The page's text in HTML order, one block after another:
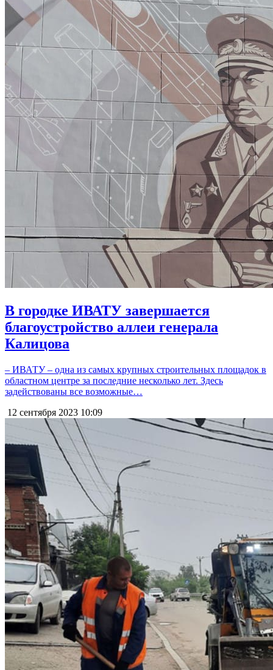
В городке ИВАТУ завершается
благоустройство аллеи генерала
Калицова
– ИВАТУ – одна из самых крупных строительных площадок в
областном центре за последние несколько лет. Здесь
задействованы все возможные…
12 сентября 2023 10:09